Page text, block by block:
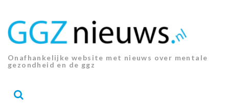
inhoud.
Onafhankelijke website met nieuws over mentale
gezondheid en de ggz